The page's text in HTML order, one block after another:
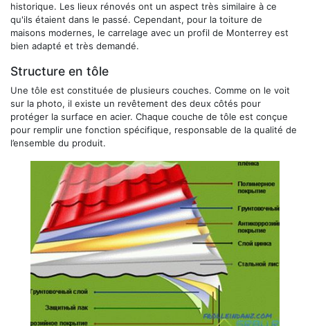
historique. Les lieux rénovés ont un aspect très similaire à ce
qu'ils étaient dans le passé. Cependant, pour la toiture de
maisons modernes, le carrelage avec un profil de Monterrey est
bien adapté et très demandé.
Structure en tôle
Une tôle est constituée de plusieurs couches. Comme on le voit
sur la photo, il existe un revêtement des deux côtés pour
protéger la surface en acier. Chaque couche de tôle est conçue
pour remplir une fonction spécifique, responsable de la qualité de
l’ensemble du produit.